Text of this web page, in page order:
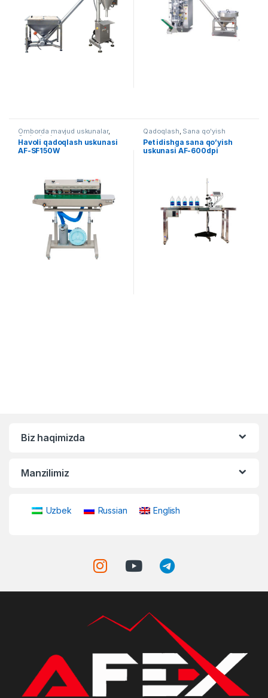
Omborda mavjud uskunalar,
Qadoqlash
Havoli qadoqlash uskunasi
AF-SF150W
Qadoqlash, Sana qo'yish
Pet idishga sana qo’yish
uskunasi AF-600dpi
Biz haqimizda
Manzilimiz
Uzbek Russian English